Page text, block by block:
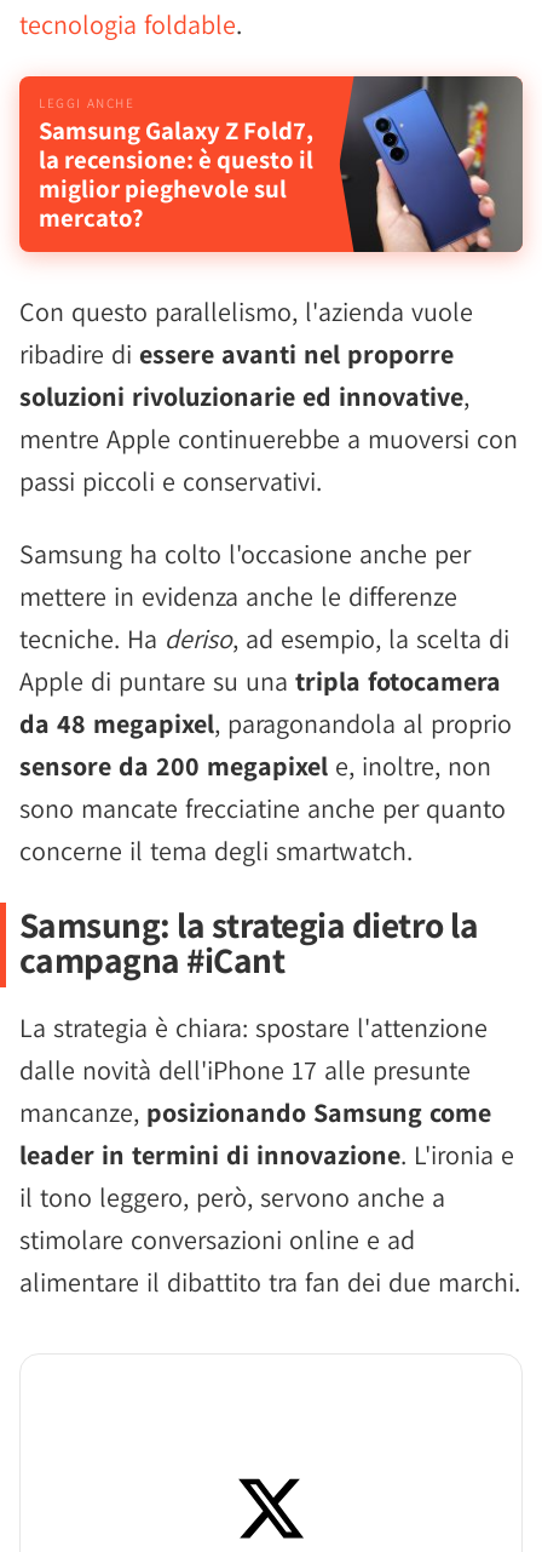
tecnologia foldable.
Samsung Galaxy Z Fold7,
la recensione: è questo il
miglior pieghevole sul
mercato?
Con questo parallelismo, l'azienda vuole
ribadire di essere avanti nel proporre
soluzioni rivoluzionarie ed innovative,
mentre Apple continuerebbe a muoversi con
passi piccoli e conservativi.
Samsung ha colto l'occasione anche per
mettere in evidenza anche le differenze
tecniche. Ha deriso, ad esempio, la scelta di
Apple di puntare su una tripla fotocamera
da 48 megapixel, paragonandola al proprio
sensore da 200 megapixel e, inoltre, non
sono mancate frecciatine anche per quanto
concerne il tema degli smartwatch.
Samsung: la strategia dietro la
campagna #iCant
La strategia è chiara: spostare l'attenzione
dalle novità dell'iPhone 17 alle presunte
mancanze, posizionando Samsung come
leader in termini di innovazione. L'ironia e
il tono leggero, però, servono anche a
stimolare conversazioni online e ad
alimentare il dibattito tra fan dei due marchi.